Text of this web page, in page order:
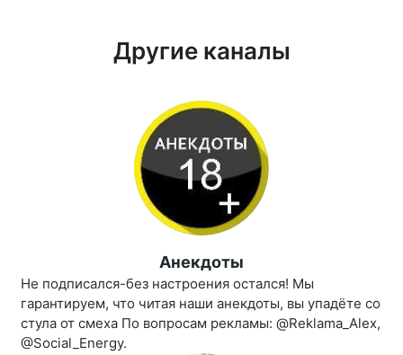
Другие каналы
Анекдоты
Не подписался-без настроения остался! Мы
гарантируем, что читая наши анекдоты, вы упадёте со
стула от смеха По вопросам рекламы: @Reklama_Alex,
@Social_Energy.